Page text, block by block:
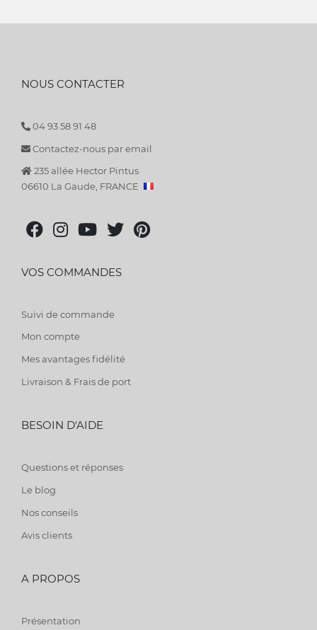
NOUS CONTACTER
04 93 58 91 48
Contactez-nous par email
235 allée Hector Pintus
06610 La Gaude, FRANCE
VOS COMMANDES
Suivi de commande
Mon compte
Mes avantages fidélité
Livraison & Frais de port
BESOIN D'AIDE
Questions et réponses
Le blog
Nos conseils
Avis clients
A PROPOS
Présentation